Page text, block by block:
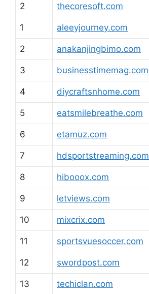
2 thecoresoft.com
1 aleeyjourney.com
2 anakanjingbimo.com
3 businesstimemag.com
4 diycraftsnhome.com
5 eatsmilebreathe.com
6 etamuz.com
7 hdsportstreaming.com
8 hibooox.com
9 letviews.com
10 mixcrix.com
11 sportsvuesoccer.com
12 swordpost.com
13 techiclan.com